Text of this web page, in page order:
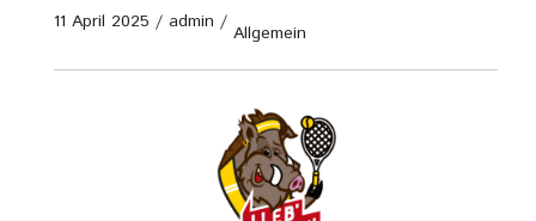
11 April 2025 / admin / Allgemein